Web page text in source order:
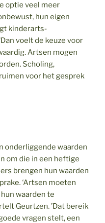
optie veel meer
hun eigen
kinderarts-
voelt de keuze voor
Artsen mogen
Scholing,
voor het gesprek
onderliggende waarden
om die in een heftige
brengen hun waarden
‘Artsen moeten
waarden te
Geurtzen. ’Dat bereik
vragen stelt, een